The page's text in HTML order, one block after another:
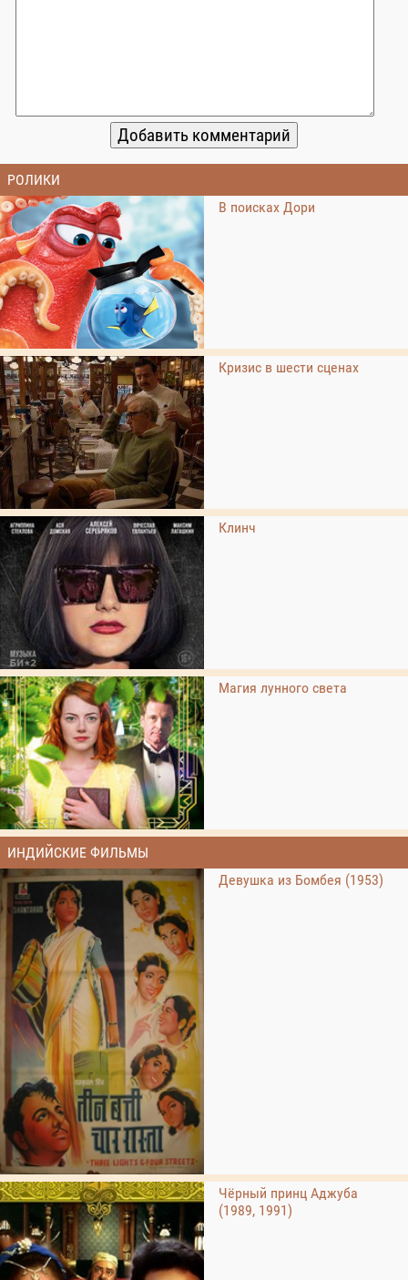
РОЛИКИ
В поисках Дори
Кризис в шести сценах
Клинч
Магия лунного света
ИНДИЙСКИЕ ФИЛЬМЫ
Девушка из Бомбея (1953)
Чёрный принц Аджуба
(1989, 1991)